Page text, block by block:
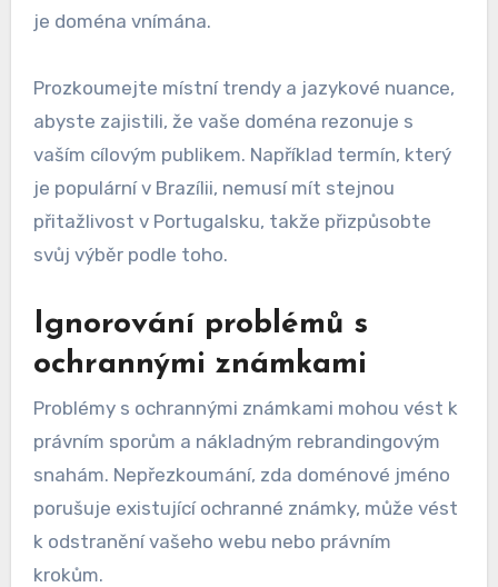
je doména vnímána.
Prozkoumejte místní trendy a jazykové nuance,
abyste zajistili, že vaše doména rezonuje s
vaším cílovým publikem. Například termín, který
je populární v Brazílii, nemusí mít stejnou
přitažlivost v Portugalsku, takže přizpůsobte
svůj výběr podle toho.
Ignorování problémů s
ochrannými známkami
Problémy s ochrannými známkami mohou vést k
právním sporům a nákladným rebrandingovým
snahám. Nepřezkoumání, zda doménové jméno
porušuje existující ochranné známky, může vést
k odstranění vašeho webu nebo právním
krokům.